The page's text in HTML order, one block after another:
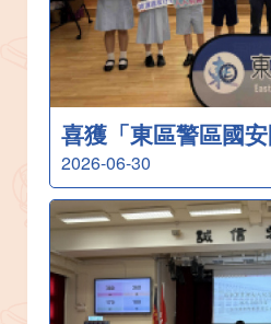
喜獲「東區警區國
2026-06-30